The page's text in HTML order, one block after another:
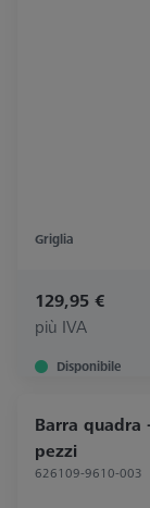
Griglia
129,95 €
più IVA
Disponibile
Barra quadra
pezzi
626109-9610-003